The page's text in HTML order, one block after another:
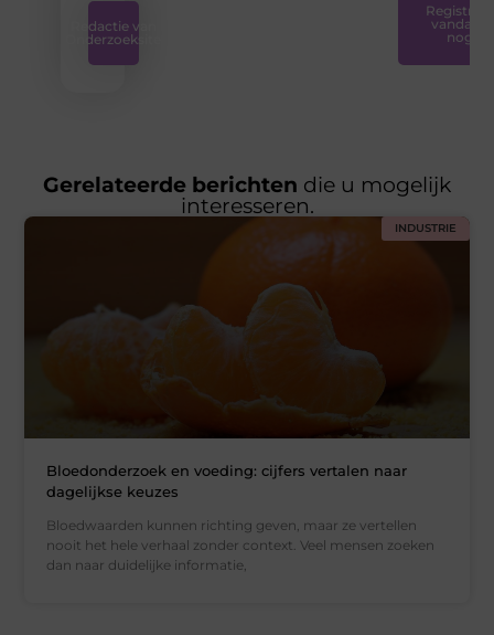
Redactie van
Onderzoeksite
Registreer
vandaag
nog
Gerelateerde berichten die u mogelijk
interesseren.
INDUSTRIE
Bloedonderzoek en voeding: cijfers vertalen naar
dagelijkse keuzes
Bloedwaarden kunnen richting geven, maar ze vertellen
nooit het hele verhaal zonder context. Veel mensen zoeken
dan naar duidelijke informatie,